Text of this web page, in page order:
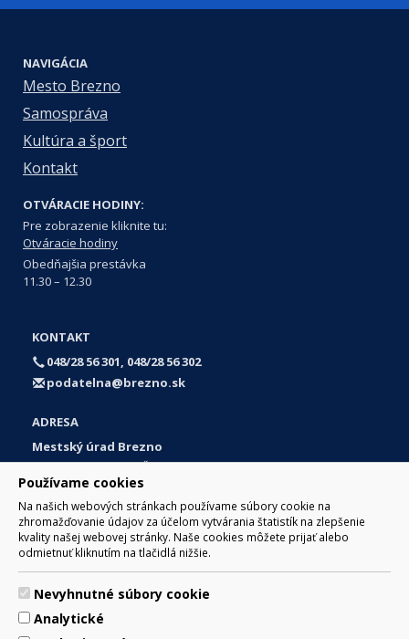
Používame cookies
Na našich webových stránkach používame súbory cookie na
zhromažďovanie údajov za účelom vytvárania štatistík na zlepšenie
kvality našej webovej stránky. Naše cookies môžete prijať alebo
odmietnuť kliknutím na tlačidlá nižšie.
Nevyhnutné súbory cookie
Analytické
NAVIGÁCIA
Mesto Brezno
Samospráva
Kultúra a šport
Kontakt
OTVÁRACIE HODINY:
Pre zobrazenie kliknite tu:
Otváracie hodiny
Obedňajšia prestávka
11.30 – 12.30
KONTAKT
048/28 56 301, 048/28 56 302
podatelna@brezno.sk
ADRESA
Mestský úrad Brezno
Námestie gen. M. R. Štefánika 1
977 01 Brezno
Slovakia (Slovak Republic)
© 2017 Mesto Brezno, Námestie gen. M. R. Štefánika 1, Brezno
977 01 Tel.: 048/28 56 301, 048/28 56 302 Email: